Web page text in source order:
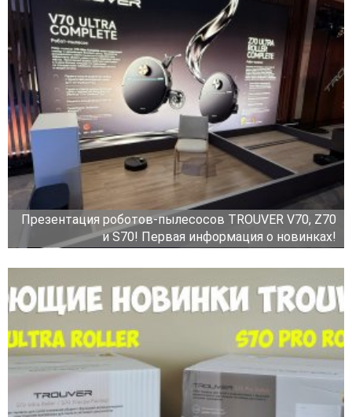
Презентация роботов-пылесосов TROUVER V70, Z70
и S70! Первая информация о новинках!